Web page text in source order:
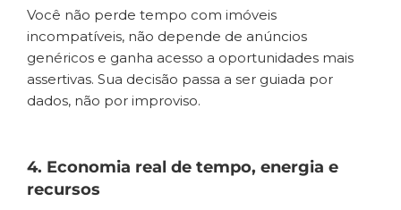
Você não perde tempo com imóveis
incompatíveis, não depende de anúncios
genéricos e ganha acesso a oportunidades mais
assertivas. Sua decisão passa a ser guiada por
dados, não por improviso.
4. Economia real de tempo, energia e
recursos